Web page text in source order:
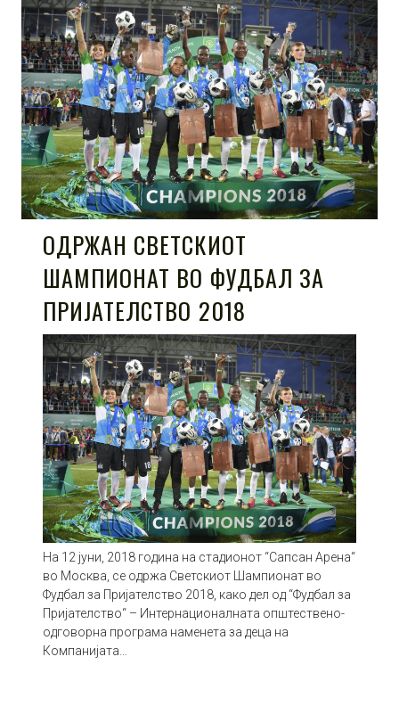
ОДРЖАН СВЕТСКИОТ
ШАМПИОНАТ ВО ФУДБАЛ ЗА
ПРИЈАТЕЛСТВО 2018
На 12 јуни, 2018 година на стадионот “Сапсан Арена“
во Москва, се одржа Светскиот Шампионат во
Фудбал за Пријателство 2018, како дел од “Фудбал за
Пријателство“ – Интернационалната општествено-
одговорна програма наменета за деца на
Компанијата…